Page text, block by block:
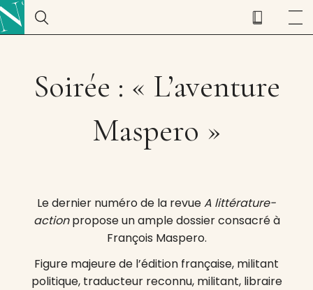
Soirée : « L’aventure
Maspero »
Le dernier numéro de la revueA littérature-
actionpropose un ample dossier consacré à
François Maspero.
Figure majeure de l’édition française, militant
politique, traducteur reconnu, militant, libraire